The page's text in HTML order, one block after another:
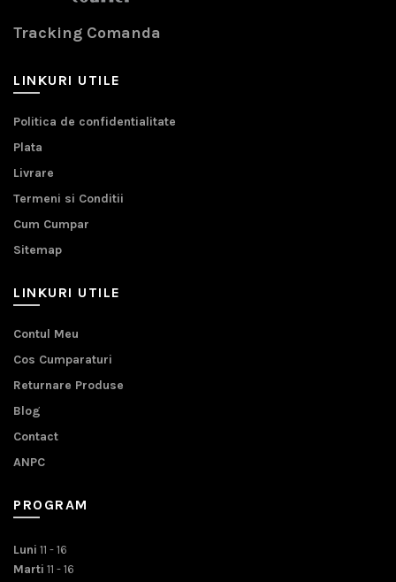
Tracking Comanda
LINKURI UTILE
Politica de confidentialitate
Plata
Livrare
Termeni si Conditii
Cum Cumpar
Sitemap
LINKURI UTILE
Contul Meu
Cos Cumparaturi
Returnare Produse
Blog
Contact
ANPC
PROGRAM
Luni 11 - 16
Marti 11 - 16